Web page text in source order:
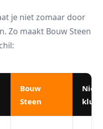
je niet zomaar door
Zo maakt Bouw Steen
Bouw
Steen
Niet-